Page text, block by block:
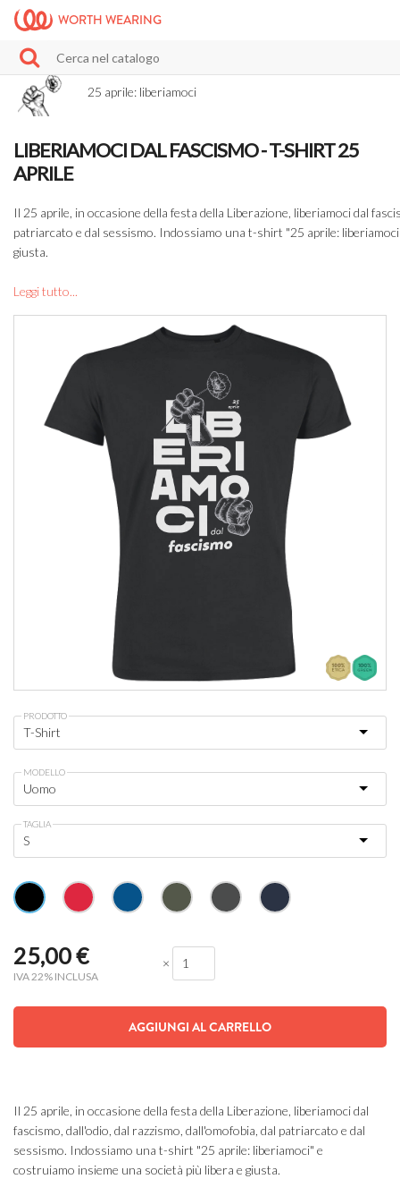
WORTH WEARING
25 aprile: liberiamoci
LIBERIAMOCI DAL FASCISMO - T-SHIRT 25
APRILE
Il 25 aprile, in occasione della festa della Liberazione, liberiamoci dal
patriarcato e dal sessismo. Indossiamo una t-shirt "25 aprile:
giusta.
Leggi tutto...
PRODOTTO
MODELLO
TAGLIA
25,00€
IVA 22% INCLUSA
×
AGGIUNGI AL CARRELLO
Il 25 aprile, in occasione della festa della Liberazione, liberiamoci dal
fascismo, dall'odio, dal razzismo, dall'omofobia, dal patriarcato e dal
sessismo. Indossiamo una t-shirt "25 aprile: liberiamoci" e
costruiamo insieme una società più libera e giusta.